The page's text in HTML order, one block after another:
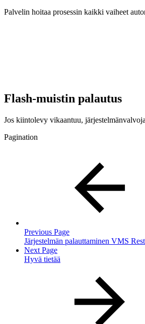
Palvelin hoitaa prosessin kaikki vaiheet
Flash-muistin palautus
Jos kiintolevy vikaantuu,
Pagination
Previous Page
Järjestelmän palauttaminen VMS
Next Page
Hyvä tietää